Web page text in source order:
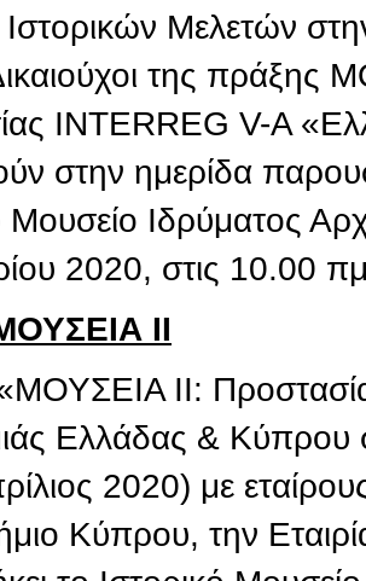
Μελετών
της πράξης
INTERREG V-A
στην ημερίδα
Μουσείο Ιδρύματος
2020, στις 10.00
ΙΙ
ΙΙ: Προστασία
Ελλάδας & Κύπρου
2020) με
Κύπρου, την